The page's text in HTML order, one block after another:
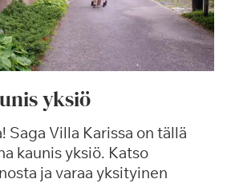
yksiö
Saga Villa Karissa on tällä
kaunis yksiö. Katso
ja varaa yksityinen